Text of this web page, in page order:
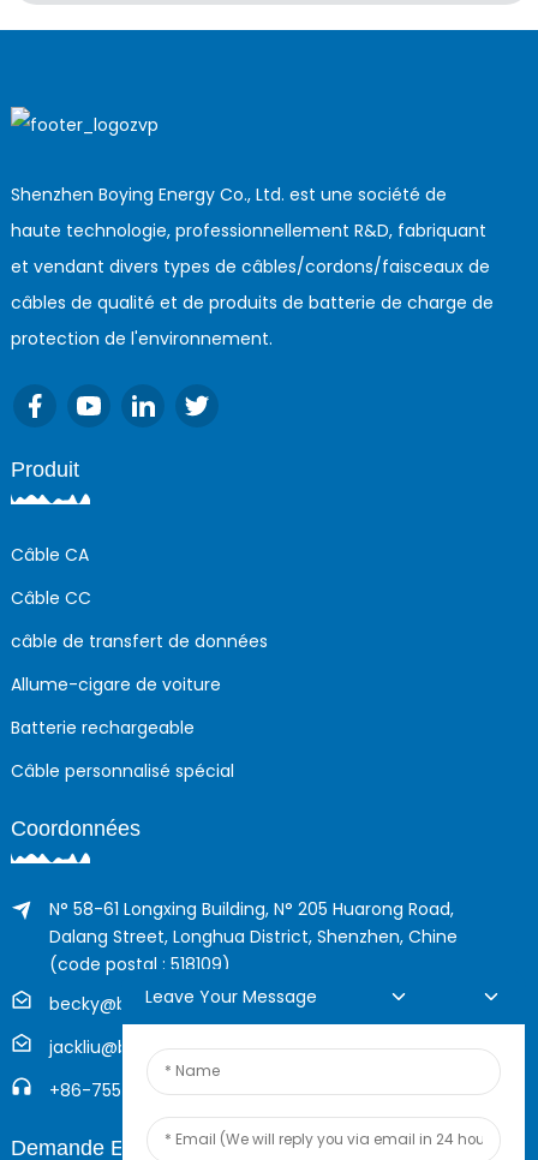
Shenzhen Boying Energy Co., Ltd. est une société de
haute technologie, professionnellement R&D, fabriquant
et vendant divers types de câbles/cordons/faisceaux de
câbles de qualité et de produits de batterie de charge de
protection de l'environnement.
Produit
Câble CA
Câble CC
câble de transfert de données
Allume-cigare de voiture
Batterie rechargeable
Câble personnalisé spécial
Coordonnées
N° 58-61 Longxing Building, N° 205 Huarong Road,
Dalang Street, Longhua District, Shenzhen, Chine
(code postal : 518109)
becky@boyingcable.com
jackliu@boyingcable.com
+86-755-21014277
Demande En Ligne
Leave Your Message